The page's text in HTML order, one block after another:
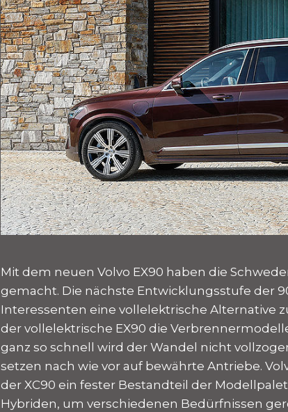
Mit dem neuen Volvo EX90 haben die
gemacht. Die nächste Entwicklungsstufe der
Interessenten eine vollelektrische Alternative
der vollelektrische EX90 die
ganz so schnell wird der Wandel nicht
setzen nach wie vor auf bewährte Antriebe.
der XC90 ein fester Bestandteil der
Hybriden, um verschiedenen Bedürfnissen